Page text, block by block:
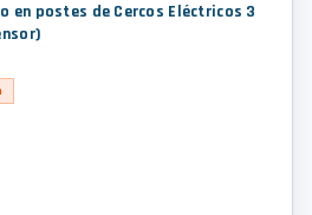
en postes de Cercos Eléctricos 3